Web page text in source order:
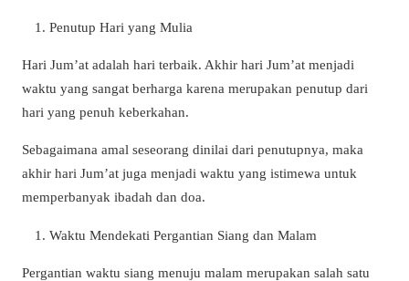
Penutup Hari yang Mulia
Hari Jum’at adalah hari terbaik. Akhir hari Jum’at menjadi
waktu yang sangat berharga karena merupakan penutup dari
hari yang penuh keberkahan.
Sebagaimana amal seseorang dinilai dari penutupnya, maka
akhir hari Jum’at juga menjadi waktu yang istimewa untuk
memperbanyak ibadah dan doa.
Waktu Mendekati Pergantian Siang dan Malam
Pergantian waktu siang menuju malam merupakan salah satu